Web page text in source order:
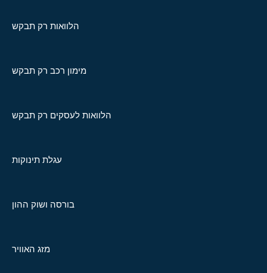
הלוואות רק תבקש
מימון רכב רק תבקש
הלוואות לעסקים רק תבקש
עגלת תינוקות
בורסה ושוק ההון
מזג האוויר